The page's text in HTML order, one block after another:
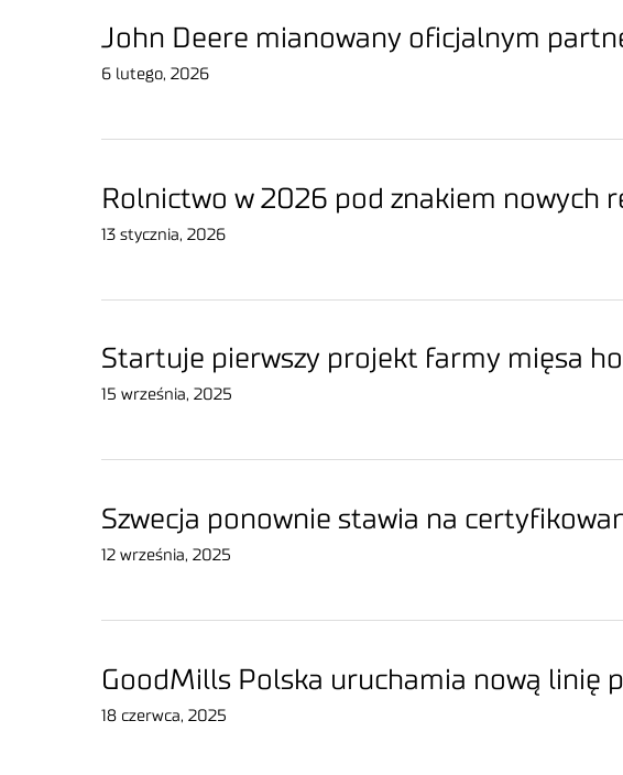
John Deere mianowany oficjalnym
6 lutego, 2026
Rolnictwo w 2026 pod znakiem nowych
13 stycznia, 2026
Startuje pierwszy projekt farmy mięsa
15 września, 2025
Szwecja ponownie stawia na
12 września, 2025
GoodMills Polska uruchamia nową linię
18 czerwca, 2025